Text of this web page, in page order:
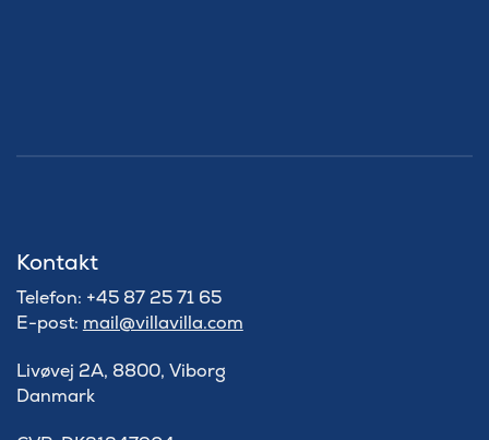
Kontakt
Telefon: +45 87 25 71 65
E-post: mail@villavilla.com
Livøvej 2A, 8800, Viborg
Danmark